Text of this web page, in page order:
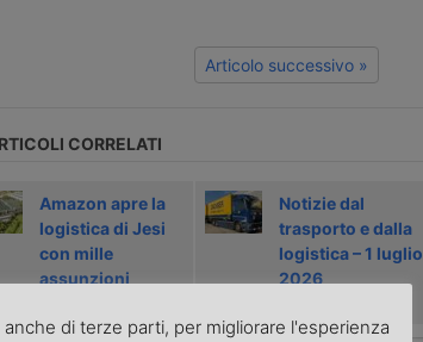
Articolo successivo »
CORRELATI
Amazon apre la
logistica di Jesi
con mille
assunzioni
Notizie dal
trasporto e dalla
logistica – 1 luglio
2026
di terze parti, per migliorare l'esperienza